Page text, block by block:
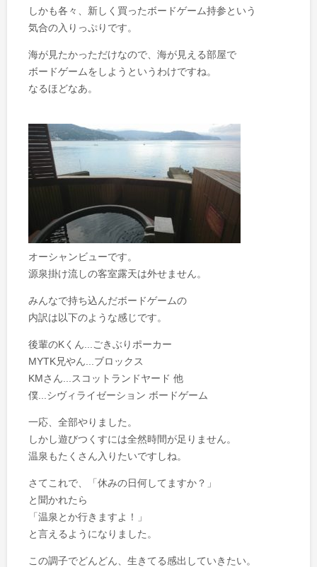
しかも各々、新しく買ったボードゲーム持参という
気合の入りっぷりです。
海が見たかっただけなので、海が見える部屋で
ボードゲームをしようというわけですね。
なるほどなあ。
オーシャンビューです。
源泉掛け流しの客室露天は外せません。
みんなで持ち込んだボードゲームの
内訳は以下のような感じです。
後輩のKくん...ごきぶりポーカー
MYTK兄やん...ブロックス
KMさん...スコットランドヤード 他
僕...シヴィライゼーション ボードゲーム
一応、全部やりました。
しかし遊びつくすには全然時間が足りません。
温泉もたくさん入りたいですしね。
さてこれで、「休みの日何してますか？」
と聞かれたら
「温泉とか行きますよ！」
と言えるようになりました。
この調子でどんどん、生きてる感出していきたい。